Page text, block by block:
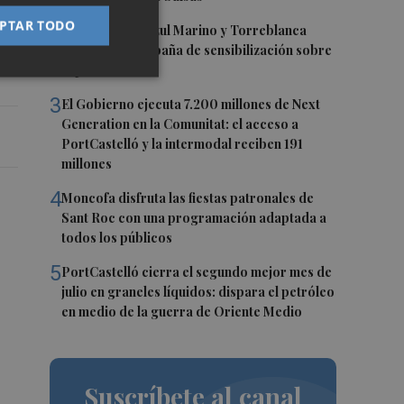
2La Fundación Azul Marino y Torreblanca
inician una campaña de sensibilización sobre
3El Gobierno ejecuta 7.200 millones de Next
Generation en la Comunitat: el acceso a
PortCastelló y la intermodal reciben 191
millones
4Moncofa disfruta las fiestas patronales de
Sant Roc con una programación adaptada a
todos los públicos
5PortCastelló cierra el segundo mejor mes de
julio en graneles líquidos: dispara el petróleo
en medio de la guerra de Oriente Medio
Suscríbete al canal
TODO